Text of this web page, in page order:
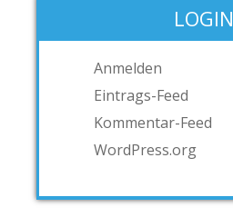
LOGIN
Anmelden
Eintrags-Feed
Kommentar-Feed
WordPress.org